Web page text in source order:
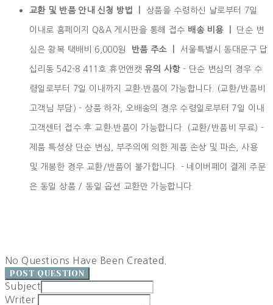
교환 및 반품 안내 신청 방법 ㅣ 상품을 수령하신 날로부터 7일
이내로 홈페이지 Q&A 게시판을 통해 접수 배송 비용 ㅣ 단순 변
심은 왕복 택배비 6,000원 반품 주소 ㅣ 서울특별시 동대문구 답
십리동 542-8 411호 휴먼앤캣유의 사항 - 단순 변심의 경우 수
령일로부터 7일 이내까지 교환∙반품이 가능합니다. (교환/반품비
고객님 부담) - 상품 하자, 오배송의 경우 수령일로부터 7일 이내
고객센터 접수 후 교환∙반품이 가능합니다. (교환/반품비 무료) -
제품 특성상 단순 변심, 부주의에 의한 제품 손상 및 파손, 사용
및 개봉한 경우 교환/반품이 불가합니다. - 네이버페이 결제 주문
은 동일 상품 / 동일 옵션 교환만 가능합니다.
No Questions Have Been Created.
POST QUESTION
Subject
Writer